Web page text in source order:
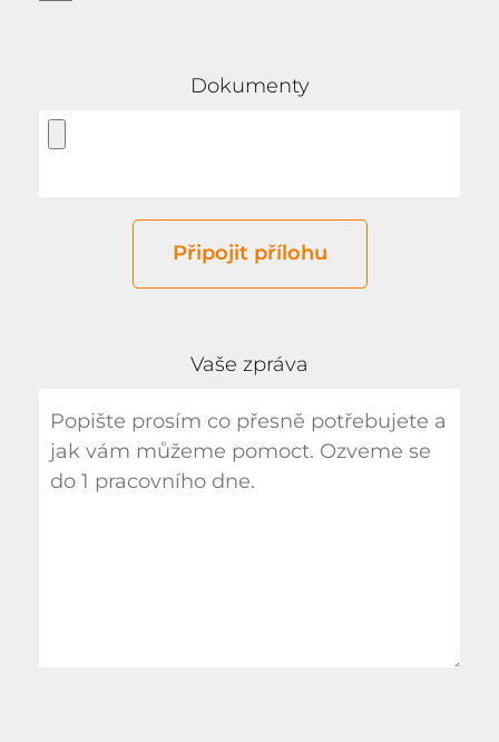
Dokumenty
Připojit přílohu
Vaše zpráva